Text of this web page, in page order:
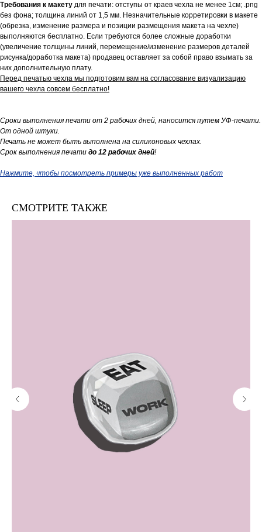
Требования к макету для печати: отступы от краев чехла не менее 1см; .png
без фона; толщина линий от 1,5 мм. Незначительные корретировки в макете
(обрезка, изменение размера и позиции размещения макета на чехле)
выполняются бесплатно. Если требуются более сложные доработки
(увеличение толщины линий, перемещение/изменение размеров деталей
рисунка/доработка макета) продавец оставляет за собой право взымать за
них дополнительную плату.
Перед печатью чехла мы подготовим вам на согласование визуализацию
вашего чехла совсем бесплатно!
Сроки выполнения печати от 2 рабочих дней, наносится путем УФ-печати.
От одной штуки.
Печать не может быть выполнена на силиконовых чехлах.
Срок выполнения печати до 12 рабочих дней!
Нажмите, чтобы посмотреть примеры уже выполненных работ
СМОТРИТЕ ТАКЖЕ